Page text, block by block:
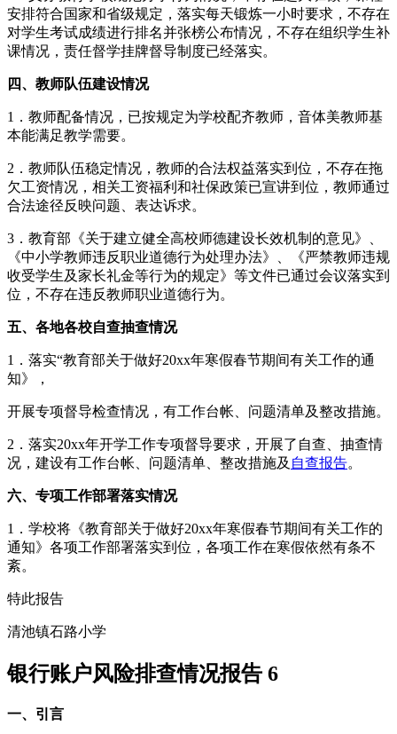
安排符合国家和省级规定，落实每天锻炼一小时要求，不存在
对学生考试成绩进行排名并张榜公布情况，不存在组织学生补
课情况，责任督学挂牌督导制度已经落实。
四、教师队伍建设情况
1．教师配备情况，已按规定为学校配齐教师，音体美教师基
本能满足教学需要。
2．教师队伍稳定情况，教师的合法权益落实到位，不存在拖
欠工资情况，相关工资福利和社保政策已宣讲到位，教师通过
合法途径反映问题、表达诉求。
3．教育部《关于建立健全高校师德建设长效机制的意见》、
《中小学教师违反职业道德行为处理办法》、《严禁教师违规
收受学生及家长礼金等行为的规定》等文件已通过会议落实到
位，不存在违反教师职业道德行为。
五、各地各校自查抽查情况
1．落实“教育部关于做好20xx年寒假春节期间有关工作的通
知》，
开展专项督导检查情况，有工作台帐、问题清单及整改措施。
2．落实20xx年开学工作专项督导要求，开展了自查、抽查情
况，建设有工作台帐、问题清单、整改措施及 自查报告。
六、专项工作部署落实情况
1．学校将《教育部关于做好20xx年寒假春节期间有关工作的
通知》各项工作部署落实到位，各项工作在寒假依然有条不
紊。
特此报告
清池镇石路小学
银行账户风险排查情况报告 6
一、引言